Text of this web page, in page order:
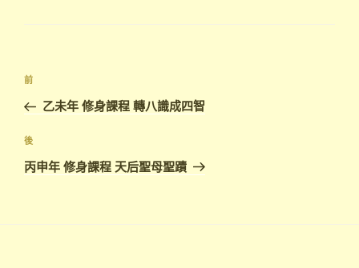
文
導
覽
上
一
篇
文
章
前
乙未年 修身課程 轉八識成四智
下
篇
文
後
丙申年 修身課程 天后聖母聖蹟